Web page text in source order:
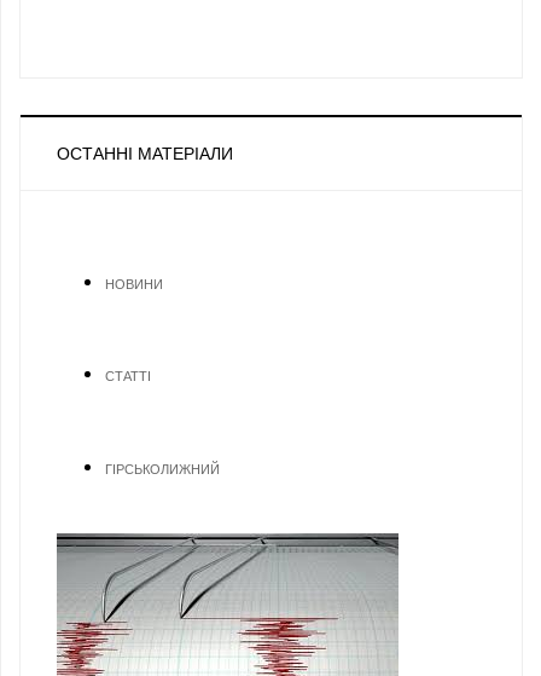
ОСТАННІ МАТЕРІАЛИ
НОВИНИ
СТАТТІ
ГІРСЬКОЛИЖНИЙ